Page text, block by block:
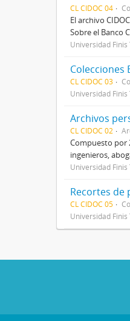
CL CIDOC 04
El archivo
Sobre el Banco
Universidad
Colecciones
CL CIDOC 03
Universidad
Archivos
CL CIDOC 02
Compuesto por
ingenieros,
Universidad
Recortes de
CL CIDOC 05
Universidad